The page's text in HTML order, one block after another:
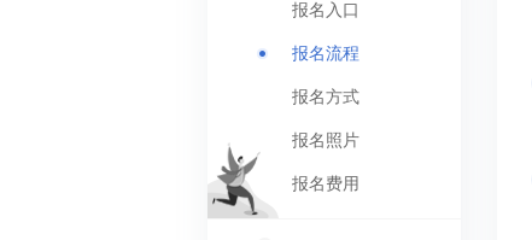
报名入口
报名流程
报名方式
报名照片
报名费用